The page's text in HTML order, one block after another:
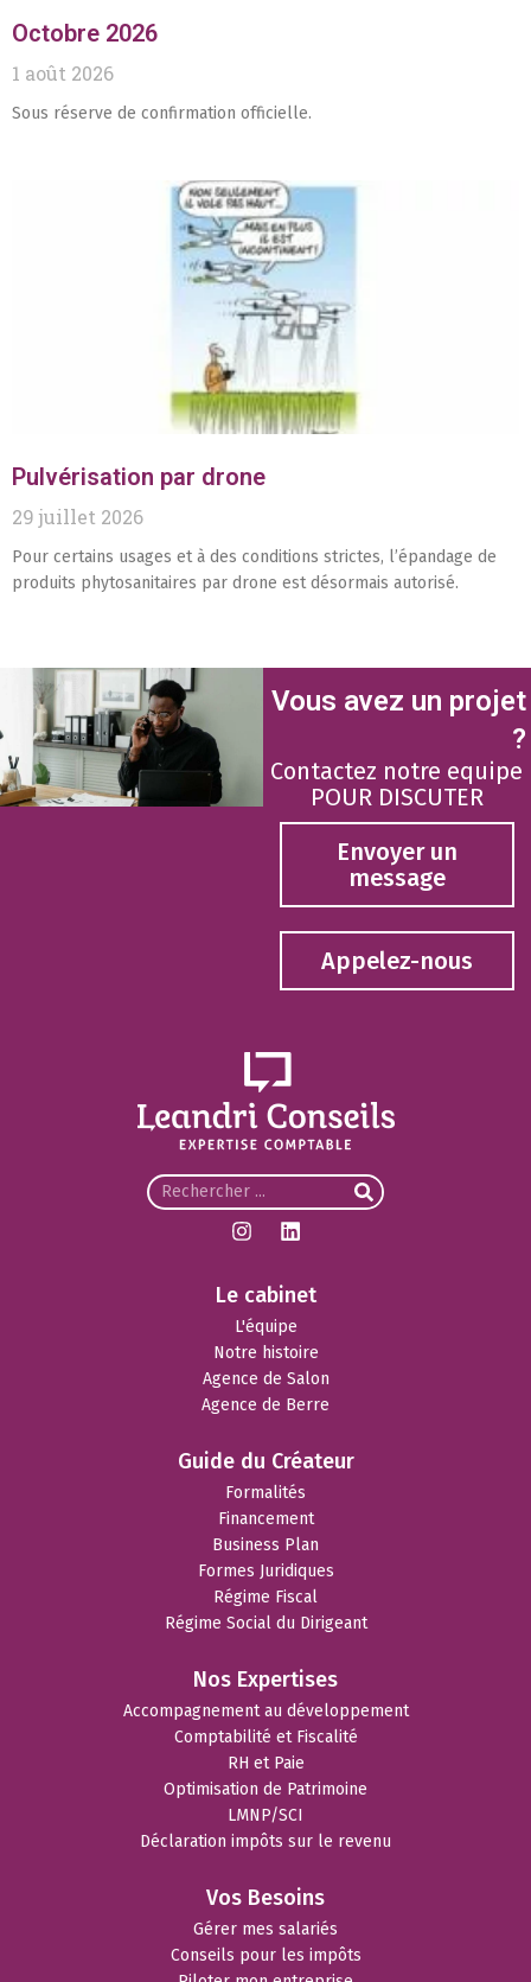
Octobre 2026
1 août 2026
Sous réserve de confirmation officielle.
Pulvérisation par drone
29 juillet 2026
Pour certains usages et à des conditions strictes, l’épandage de
produits phytosanitaires par drone est désormais autorisé.
Vous avez un projet
?
Contactez notre equipe
POUR DISCUTER
Envoyer un
message
Appelez-nous
Le cabinet
L'équipe
Notre histoire
Agence de Salon
Agence de Berre
Guide du Créateur
Formalités
Financement
Business Plan
Formes Juridiques
Régime Fiscal
Régime Social du Dirigeant
Nos Expertises
Accompagnement au développement
Comptabilité et Fiscalité
RH et Paie
Optimisation de Patrimoine
LMNP/SCI
Déclaration impôts sur le revenu
Vos Besoins
Gérer mes salariés
Conseils pour les impôts